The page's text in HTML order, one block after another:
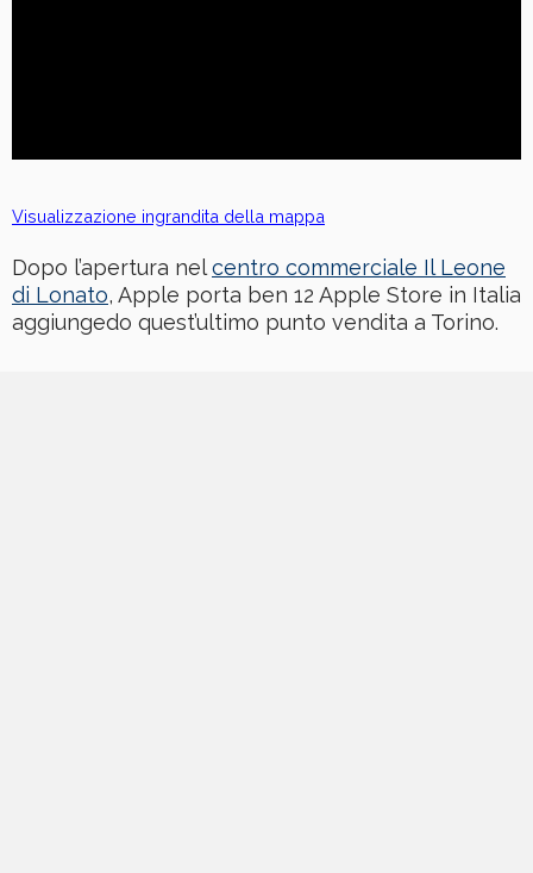
Visualizzazione ingrandita della mappa
Dopo l’apertura nelcentro commerciale Il Leone
di Lonato, Apple porta ben 12 Apple Store in Italia
aggiungedo quest’ultimo punto vendita a Torino.